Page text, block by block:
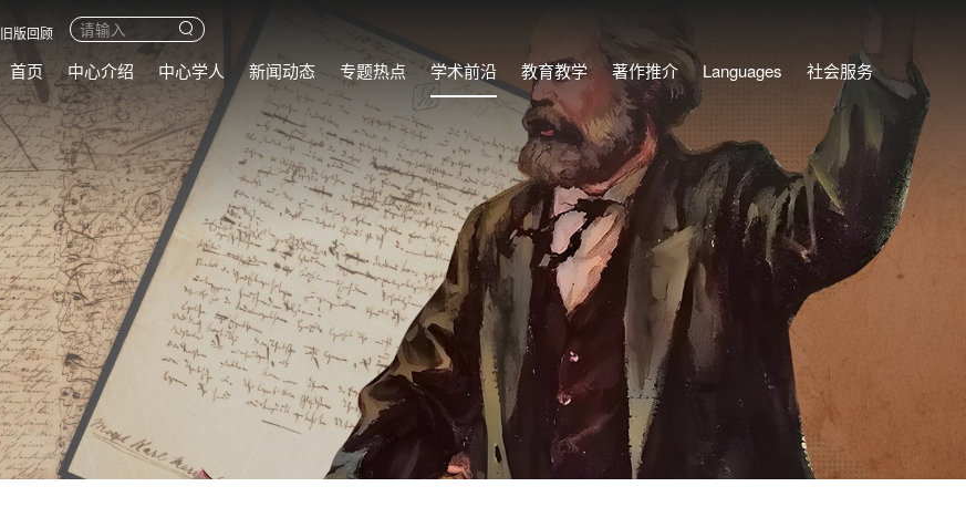
旧版回顾
首页 中心介绍 中心学人 新闻动态 专题热点 学术前沿 教育教学 著作推介 Languages 社会服务